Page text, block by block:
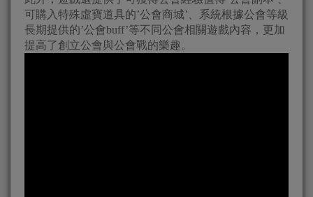
可購入特殊虛寶道具的’公會商城’、系統根據公會等級
長期提供的’公會buff’等不同公會相關遊戲內容，更加
提高了創立公會與公會戰的樂趣。